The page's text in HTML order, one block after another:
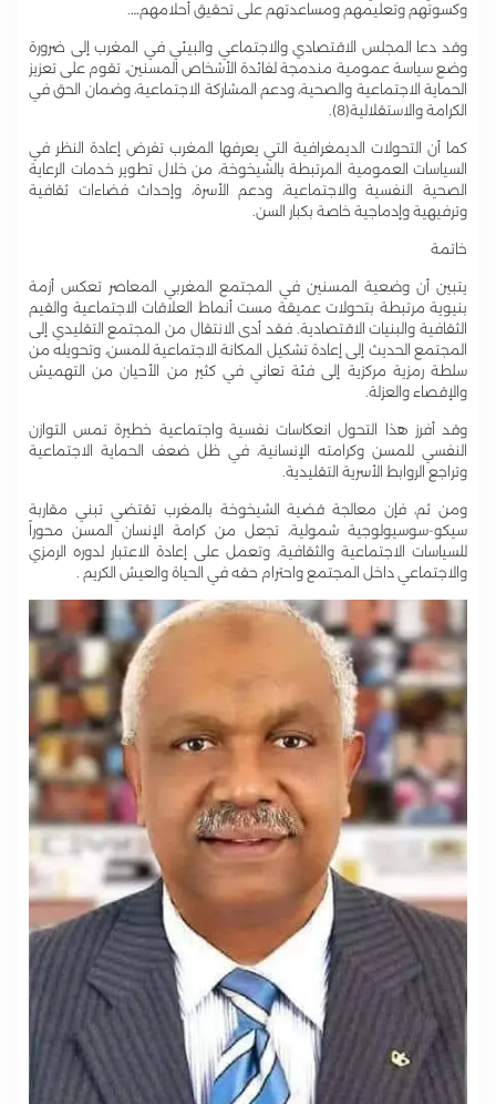
وكسوتهم وتعليمهم ومساعدتهم على تحقيق أحلامهم….
وقد دعا المجلس الاقتصادي والاجتماعي والبيئي في المغرب إلى ضرورة
وضع سياسة عمومية مندمجة لفائدة الأشخاص المسنين، تقوم على تعزيز
الحماية الاجتماعية والصحية، ودعم المشاركة الاجتماعية، وضمان الحق في
الكرامة والاستقلالية(8).
كما أن التحولات الديمغرافية التي يعرفها المغرب تفرض إعادة النظر في
السياسات العمومية المرتبطة بالشيخوخة، من خلال تطوير خدمات الرعاية
الصحية النفسية والاجتماعية، ودعم الأسرة، وإحداث فضاءات ثقافية
وترفيهية وإدماجية خاصة بكبار السن.
خاتمة
يتبين أن وضعية المسنين في المجتمع المغربي المعاصر تعكس أزمة
بنيوية مرتبطة بتحولات عميقة مست أنماط العلاقات الاجتماعية والقيم
الثقافية والبنيات الاقتصادية. فقد أدى الانتقال من المجتمع التقليدي إلى
المجتمع الحديث إلى إعادة تشكيل المكانة الاجتماعية للمسن، وتحويله من
سلطة رمزية مركزية إلى فئة تعاني في كثير من الأحيان من التهميش
والإقصاء والعزلة.
وقد أفرز هذا التحول انعكاسات نفسية واجتماعية خطيرة تمس التوازن
النفسي للمسن وكرامته الإنسانية، في ظل ضعف الحماية الاجتماعية
وتراجع الروابط الأسرية التقليدية.
ومن ثم، فإن معالجة قضية الشيخوخة بالمغرب تقتضي تبني مقاربة
سيكو-سوسيولوجية شمولية، تجعل من كرامة الإنسان المسن محوراً
للسياسات الاجتماعية والثقافية، وتعمل على إعادة الاعتبار لدوره الرمزي
والاجتماعي داخل المجتمع واحترام حقه في الحياة والعيش الكريم .